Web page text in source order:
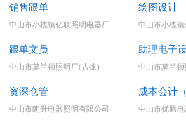
销售跟单
中山市小榄镇亿联照明电器厂
绘图设计
中山市小榄
跟单文员
中山市莫兰顿照明厂(古徕)
助理电子
中山市莫兰
资深仓管
中山市朗升电器照明有限公司
成本会计
中山市优腾